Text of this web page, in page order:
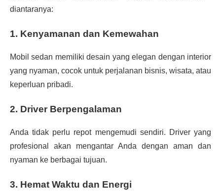
diantaranya:
1. Kenyamanan dan Kemewahan
Mobil sedan memiliki desain yang elegan dengan interior
yang nyaman, cocok untuk perjalanan bisnis, wisata, atau
keperluan pribadi.
2. Driver Berpengalaman
Anda tidak perlu repot mengemudi sendiri. Driver yang
profesional akan mengantar Anda dengan aman dan
nyaman ke berbagai tujuan.
3. Hemat Waktu dan Energi